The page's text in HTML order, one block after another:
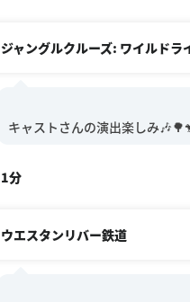
ジャングルクルーズ: ワイルドラ
1分
ウエスタンリバー鉄道